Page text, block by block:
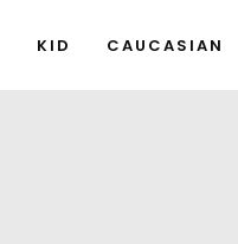
KID CAUCASIAN